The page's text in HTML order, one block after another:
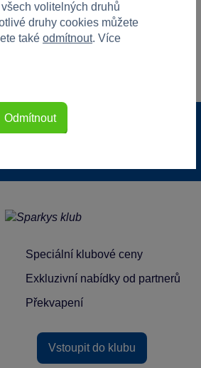
Speciální klubové ceny
Exkluzivní nabídky od partnerů
Překvapení
Vstoupit do klubu
volitelných druhů
druhy cookies můžete
také odmítnout. Více
Odmítnout